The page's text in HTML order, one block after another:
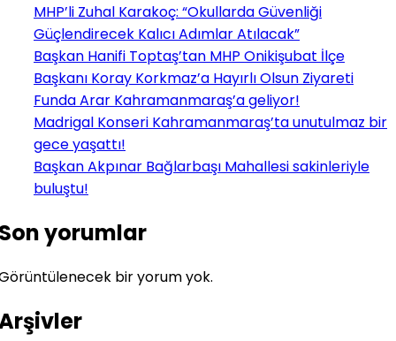
MHP’li Zuhal Karakoç: “Okullarda Güvenliği
Güçlendirecek Kalıcı Adımlar Atılacak”
Başkan Hanifi Toptaş’tan MHP Onikişubat İlçe
Başkanı Koray Korkmaz’a Hayırlı Olsun Ziyareti
Funda Arar Kahramanmaraş’a geliyor!
Madrigal Konseri Kahramanmaraş’ta unutulmaz bir
gece yaşattı!
Başkan Akpınar Bağlarbaşı Mahallesi sakinleriyle
buluştu!
yorumlar
bir yorum yok.